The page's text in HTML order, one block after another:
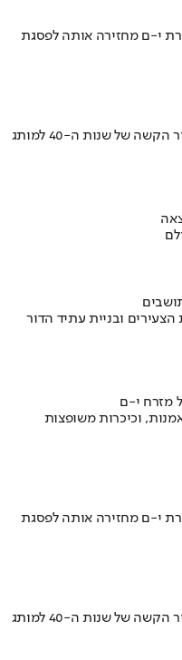
י-ם מחזירה אותה לפסגת
איך אסם הפכה את תקופת הצנע והמחסור הקשה של שנות ה-40 למותג
ובניית עתיד הדור
מזרח י-ם
וכיכרות משופצות
י-ם מחזירה אותה לפסגת
איך אסם הפכה את תקופת הצנע והמחסור הקשה של שנות ה-40 למותג